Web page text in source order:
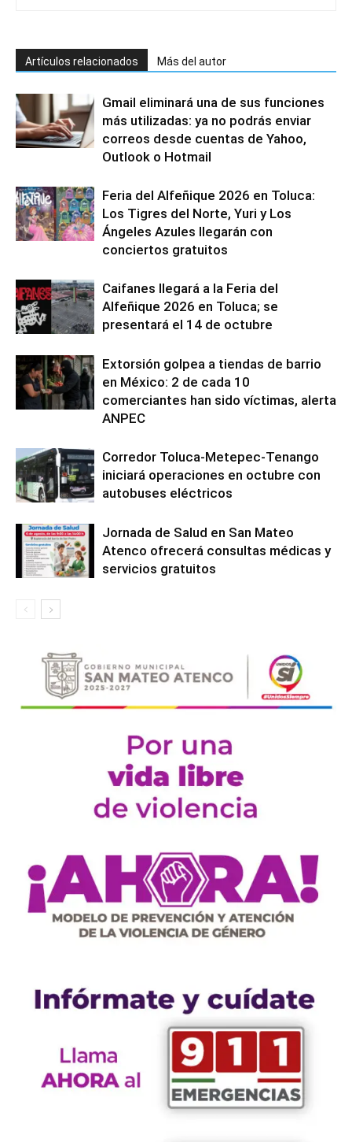
Artículos relacionados Más del autor
Gmail eliminará una de sus funciones
más utilizadas: ya no podrás enviar
correos desde cuentas de Yahoo,
Outlook o Hotmail
Feria del Alfeñique 2026 en Toluca:
Los Tigres del Norte, Yuri y Los
Ángeles Azules llegarán con
conciertos gratuitos
Caifanes llegará a la Feria del
Alfeñique 2026 en Toluca; se
presentará el 14 de octubre
Extorsión golpea a tiendas de barrio
en México: 2 de cada 10
comerciantes han sido víctimas, alerta
ANPEC
Corredor Toluca-Metepec-Tenango
iniciará operaciones en octubre con
autobuses eléctricos
Jornada de Salud en San Mateo
Atenco ofrecerá consultas médicas y
servicios gratuitos